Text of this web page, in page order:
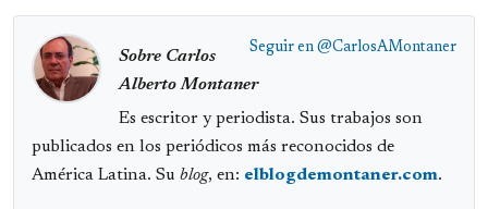
Seguir en @CarlosAMontaner
Sobre Carlos
Alberto Montaner
Es escritor y periodista. Sus trabajos son
publicados en los periódicos más reconocidos de
América Latina. Su blog, en: elblogdemontaner.com.